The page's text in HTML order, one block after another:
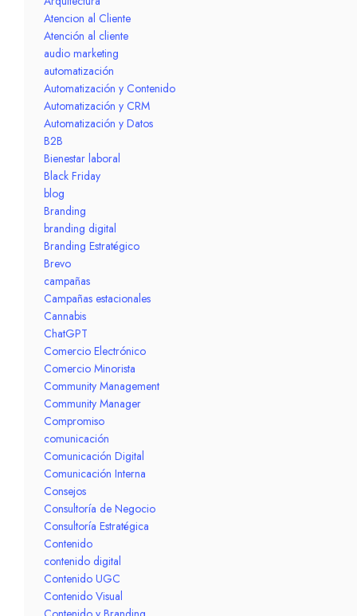
Atencion al Cliente
Atención al cliente
audio marketing
automatización
Automatización y Contenido
Automatización y CRM
Automatización y Datos
B2B
Bienestar laboral
Black Friday
blog
Branding
branding digital
Branding Estratégico
Brevo
campañas
Campañas estacionales
Cannabis
ChatGPT
Comercio Electrónico
Comercio Minorista
Community Management
Community Manager
Compromiso
comunicación
Comunicación Digital
Comunicación Interna
Consejos
Consultoría de Negocio
Consultoría Estratégica
Contenido
contenido digital
Contenido UGC
Contenido Visual